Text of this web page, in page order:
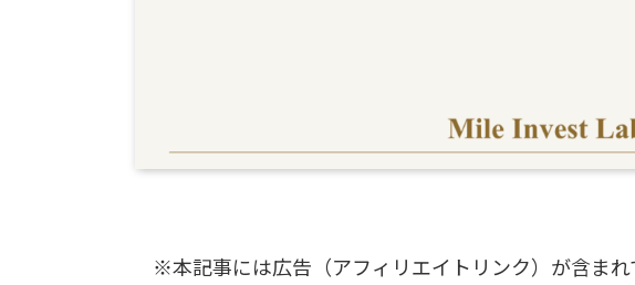
※本記事には広告（アフィリエイトリンク）が含ま